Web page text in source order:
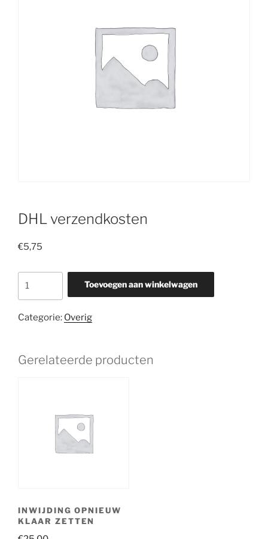
DHL verzendkosten
€5,75
Toevoegen aan winkelwagen
Categorie: Overig
Gerelateerde producten
INWIJDING OPNIEUW
KLAAR ZETTEN